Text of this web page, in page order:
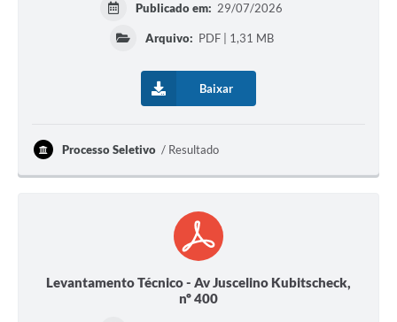
Publicado em: 29/07/2026
Arquivo: PDF | 1,31 MB
Baixar
Processo Seletivo Resultado
Levantamento Técnico - Av Juscelino Kubitscheck,
nº 400